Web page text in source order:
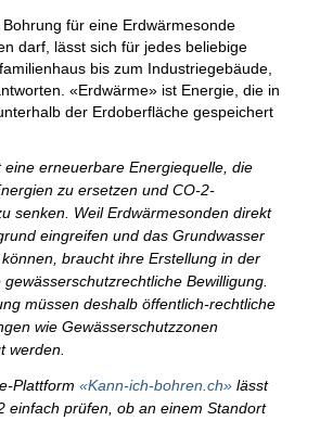
für eine Erdwärmesonde
darf, lässt sich für jedes beliebige
bis zum Industriegebäude,
«Erdwärme» ist Energie, die in
der Erdoberfläche gespeichert
eine erneuerbare Energiequelle, die
zu ersetzen und CO-2-
senken. Weil Erdwärmesonden direkt
eingreifen und das Grundwasser
braucht ihre Erstellung in der
gewässerschutzrechtliche Bewilligung.
müssen deshalb öffentlich-rechtliche
wie Gewässerschutzzonen
werden.
Plattform «Kann-ich-bohren.ch»lässt
einfach prüfen, ob an einem Standort